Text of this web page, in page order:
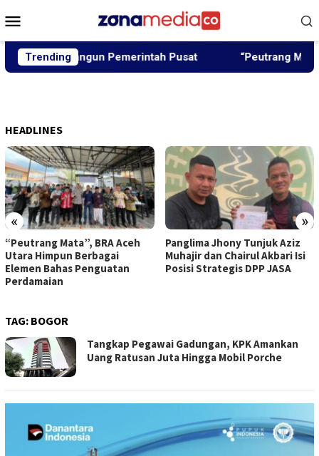
ke
Mobile
Trending
Dibangun Pemerintah Pusat “Peutrang Mata”,
HEADLINES
« »
“Peutrang Mata”, BRA Aceh
Utara Himpun Berbagai
Elemen Bahas Penguatan
Perdamaian
Panglima Jhony Tunjuk Aziz
Muhajir dan Chairul Akbari Isi
Posisi Strategis DPP JASA
TAG: BOGOR
Tangkap Pegawai Gadungan, KPK Amankan
Uang Ratusan Juta Hingga Mobil Porche